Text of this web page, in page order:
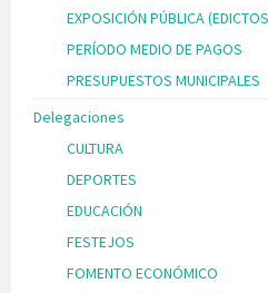
EXPOSICIÓN PÚBLICA
PERÍODO MEDIO DE PAGOS
PRESUPUESTOS MUNICIPALES
Delegaciones
CULTURA
DEPORTES
EDUCACIÓN
FESTEJOS
FOMENTO ECONÓMICO